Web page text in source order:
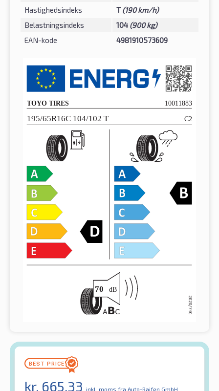
Hastighedsindeks
T (190 km/h)
Belastningsindeks
104 (900 kg)
EAN-kode
4981910573609
kr. 665.33 inkl. moms fra Auto-Raifen GmbH